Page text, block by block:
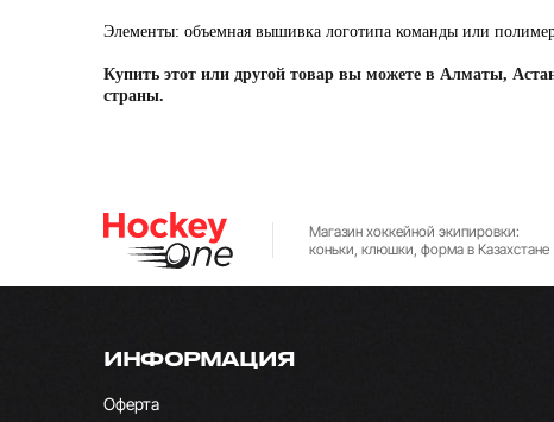
Элементы: объемная вышивка логотипа команды или
Купить этот или другой товар вы можете в Алматы,
страны.
Магазин хоккейной экипировки:
коньки, клюшки, форма в Казахстане
ИНФОРМАЦИЯ
Оферта